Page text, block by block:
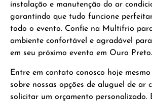
instalação e manutenção do ar
garantindo que tudo funcione
todo o evento. Confie na Multifrio
ambiente confortável e agradável
em seu próximo evento em Ouro Preto.
Entre em contato conosco hoje
sobre nossas opções de aluguel de ar
solicitar um orçamento personalizado.